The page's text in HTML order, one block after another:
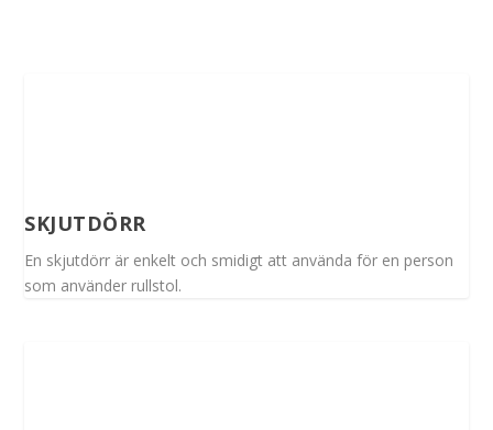
SKJUTDÖRR
En skjutdörr är enkelt och smidigt att använda för en person
som använder rullstol.